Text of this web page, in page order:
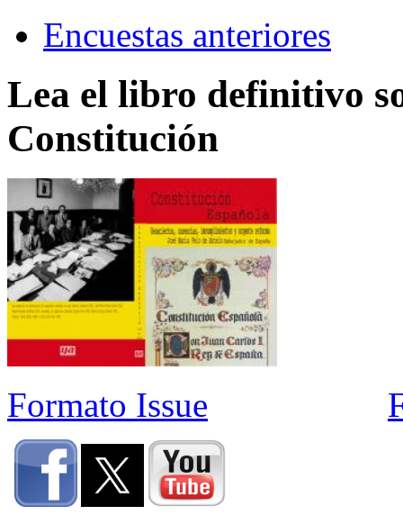
Encuestas anteriores
Lea el libro definitivo
Constitución
Formato Issue